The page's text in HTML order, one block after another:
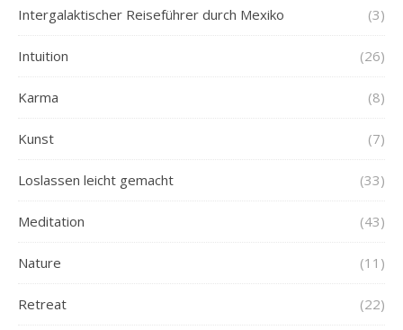
Intergalaktischer Reiseführer durch Mexiko (3)
Intuition (26)
Karma (8)
Kunst (7)
Loslassen leicht gemacht (33)
Meditation (43)
Nature (11)
Retreat (22)